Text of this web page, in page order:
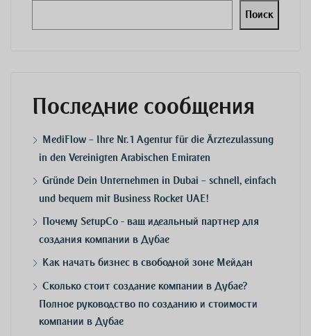
Поиск
Последние сообщения
MediFlow – Ihre Nr. 1 Agentur für die Ärztezulassung
in den Vereinigten Arabischen Emiraten
Gründe Dein Unternehmen in Dubai – schnell, einfach
und bequem mit Business Rocket UAE!
Почему SetupCo - ваш идеальный партнер для
создания компании в Дубае
Как начать бизнес в свободной зоне Мейдан
Сколько стоит создание компании в Дубае?
Полное руководство по созданию и стоимости
компании в Дубае